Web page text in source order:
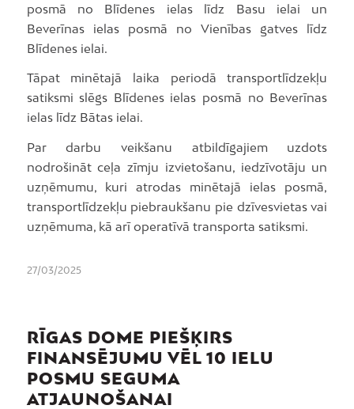
posmā no Blīdenes ielas līdz Basu ielai un
Beverīnas ielas posmā no Vienības gatves līdz
Blīdenes ielai.
Tāpat minētajā laika periodā transportlīdzekļu
satiksmi slēgs Blīdenes ielas posmā no Beverīnas
ielas līdz Bātas ielai.
Par darbu veikšanu atbildīgajiem uzdots
nodrošināt ceļa zīmju izvietošanu, iedzīvotāju un
uzņēmumu, kuri atrodas minētajā ielas posmā,
transportlīdzekļu piebraukšanu pie dzīvesvietas vai
uzņēmuma, kā arī operatīvā transporta satiksmi.
27/03/2025
RĪGAS DOME PIEŠĶIRS
FINANSĒJUMU VĒL 10 IELU
POSMU SEGUMA
ATJAUNOŠANAI